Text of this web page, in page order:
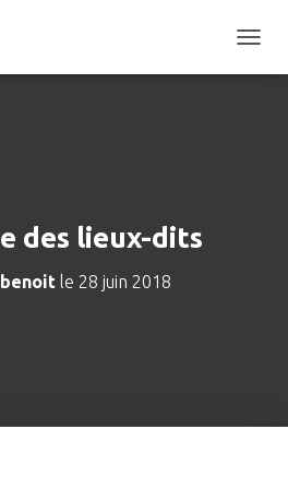
É
N
des lieux-dits
benoit le 28 juin 2018